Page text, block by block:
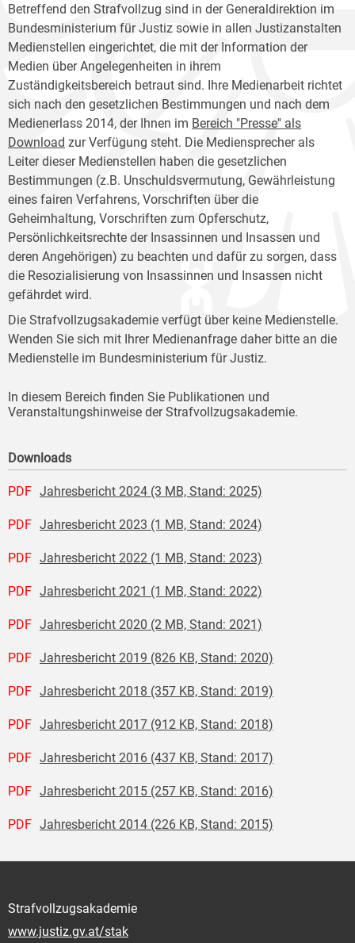
Betreffend den Strafvollzug sind in der Generaldirektion im
Bundesministerium für Justiz sowie in allen Justizanstalten
Medienstellen eingerichtet, die mit der Information der
Medien über Angelegenheiten in ihrem
Zuständigkeitsbereich betraut sind. Ihre Medienarbeit richtet
sich nach den gesetzlichen Bestimmungen und nach dem
Medienerlass 2014, der Ihnen im Bereich "Presse" als
Download zur Verfügung steht. Die Mediensprecher als
Leiter dieser Medienstellen haben die gesetzlichen
Bestimmungen (z.B. Unschuldsvermutung, Gewährleistung
eines fairen Verfahrens, Vorschriften über die
Geheimhaltung, Vorschriften zum Opferschutz,
Persönlichkeitsrechte der Insassinnen und Insassen und
deren Angehörigen) zu beachten und dafür zu sorgen, dass
die Resozialisierung von Insassinnen und Insassen nicht
gefährdet wird.
Die Strafvollzugsakademie verfügt über keine Medienstelle.
Wenden Sie sich mit Ihrer Medienanfrage daher bitte an die
Medienstelle im Bundesministerium für Justiz.
In diesem Bereich finden Sie Publikationen und
Veranstaltungshinweise der Strafvollzugsakademie.
Downloads
PDF Jahresbericht 2024 (3 MB, Stand: 2025)
PDF Jahresbericht 2023 (1 MB, Stand: 2024)
PDF Jahresbericht 2022 (1 MB, Stand: 2023)
PDF Jahresbericht 2021 (1 MB, Stand: 2022)
PDF Jahresbericht 2020 (2 MB, Stand: 2021)
PDF Jahresbericht 2019 (826 KB, Stand: 2020)
PDF Jahresbericht 2018 (357 KB, Stand: 2019)
PDF Jahresbericht 2017 (912 KB, Stand: 2018)
PDF Jahresbericht 2016 (437 KB, Stand: 2017)
PDF Jahresbericht 2015 (257 KB, Stand: 2016)
PDF Jahresbericht 2014 (226 KB, Stand: 2015)
Strafvollzugsakademie
www.justiz.gv.at/stak